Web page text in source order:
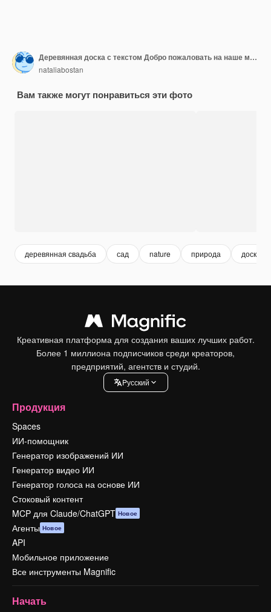
Деревянная доска с текстом Добро пожаловать на наше мероприятие на свадебной церемонии
nataliabostan
Вам также могут понравиться эти фото
деревянная свадьба сад nature природа доска
Креативная платформа для создания ваших лучших работ.
Более 1 миллиона подписчиков среди креаторов,
предприятий, агентств и студий.
Pусский
Продукция
Spaces
ИИ-помощник
Генератор изображений ИИ
Генератор видео ИИ
Генератор голоса на основе ИИ
Стоковый контент
MCP для Claude/ChatGPT Новое
Агенты Новое
API
Мобильное приложение
Все инструменты Magnific
Начать